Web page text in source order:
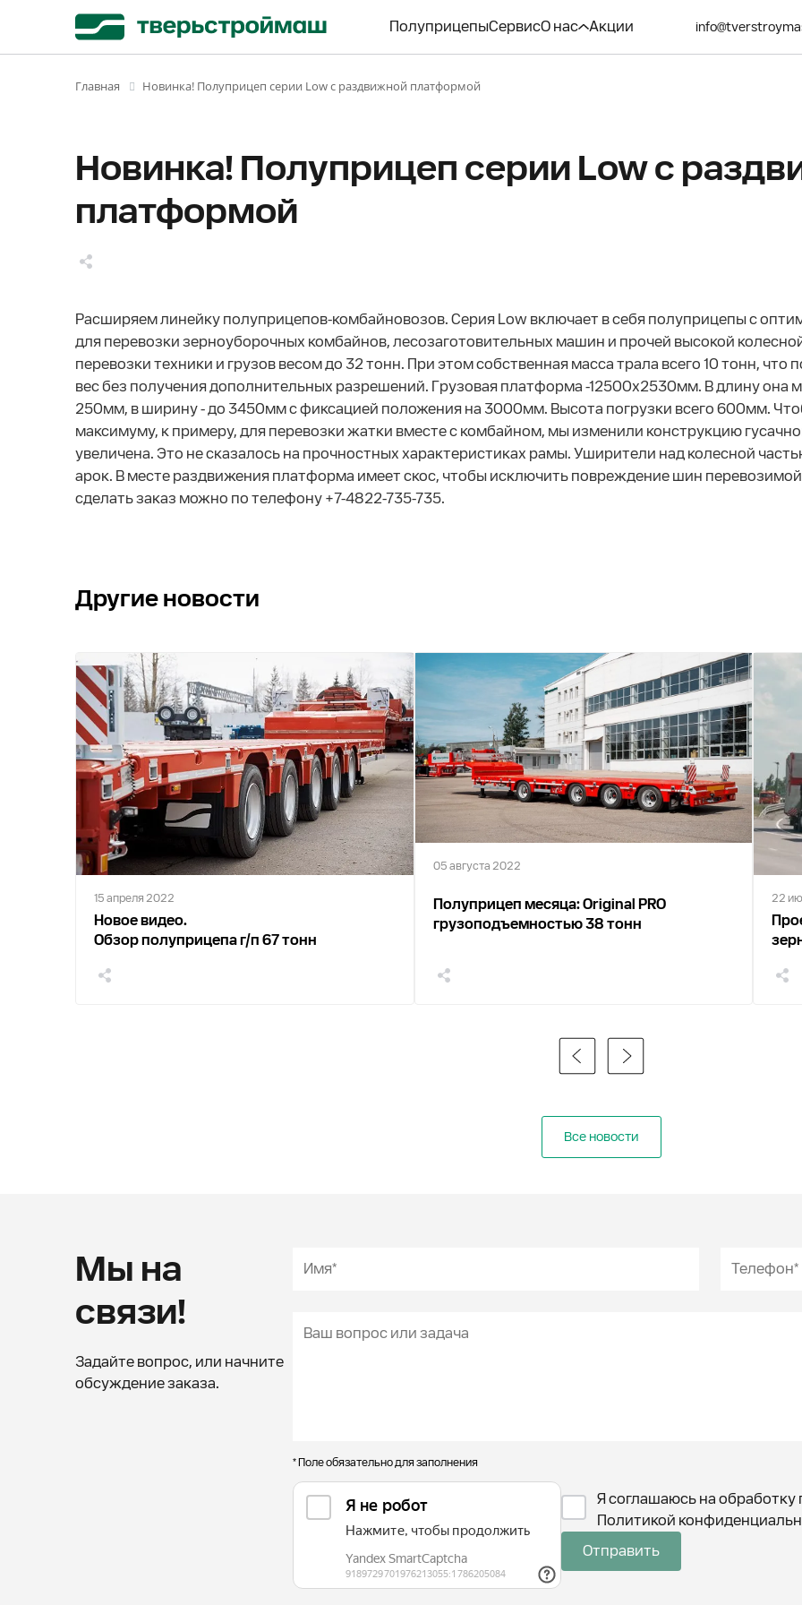
Главная Новинка! Полуприцеп серии Low с раздвижной платформой
ПолуприцепыСервисО нас Акции
Новинка! Полуприцеп серии Low с
платформой
Расширяем линейку полуприцепов-комбайновозов. Серия Low включает в себя полуприцепы с
для перевозки зерноуборочных комбайнов, лесозаготовительных машин и прочей высокой
перевозки техники и грузов весом до 32 тонн. При этом собственная масса трала всего 10 тонн,
вес без получения дополнительных разрешений. Грузовая платформа -12500х2530мм. В длину она
250мм, в ширину - до 3450мм с фиксацией положения на 3000мм. Высота погрузки всего 600мм.
максимуму, к примеру, для перевозки жатки вместе с комбайном, мы изменили конструкцию
увеличена. Это не сказалось на прочностных характеристиках рамы. Уширители над колесной
арок. В месте раздвижения платформа имеет скос, чтобы исключить повреждение шин
сделать заказ можно по телефону +7-4822-735-735.
Другие новости
15 апреля 2022
Новое видео.
Обзор полуприцепа г/п 67 тонн
05 августа 2022
Полуприцеп месяца: Original PRO
грузоподъемностью 38 тонн
22
Все новости
Мы на
связи!
Задайте вопрос, или начните
обсуждение заказа.
* Поле обязательно для заполнения
Я соглашаюсь на обработку
Политикой
Отправить